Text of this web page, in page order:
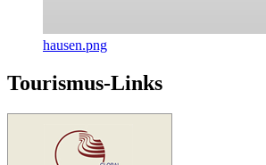
hausen.png
Tourismus-Links